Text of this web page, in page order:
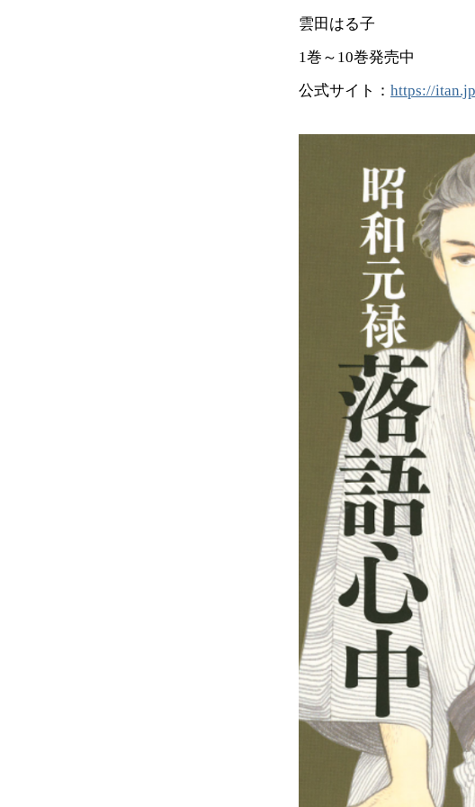
雲田はる子
1巻～10巻発売中
公式サイト： https://